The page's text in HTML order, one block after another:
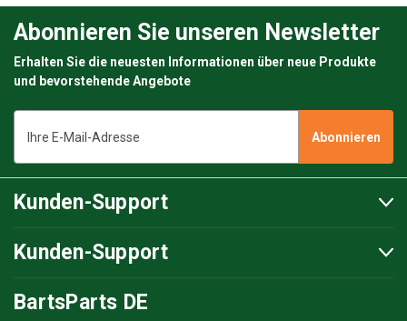
Abonnieren Sie unseren Newsletter
Erhalten Sie die neuesten Informationen über neue Produkte
und bevorstehende Angebote
Mail-
Adresse
Kunden-Support
Kunden-Support
BartsParts DE